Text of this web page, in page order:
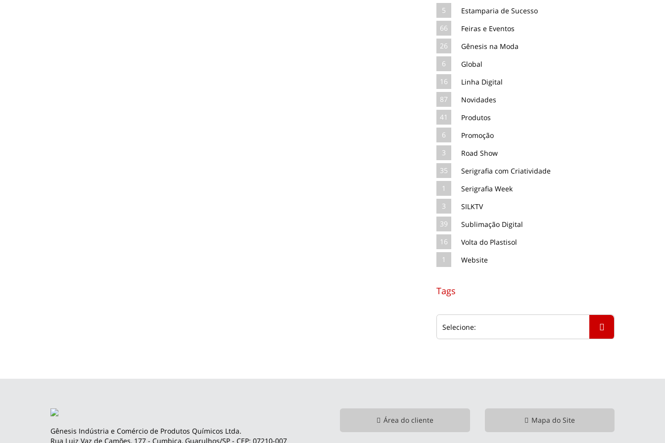
5
Estamparia de Sucesso
66
Feiras e Eventos
26
Gênesis na Moda
6
Global
16
Linha Digital
87
Novidades
41
Produtos
6
Promoção
3
Road Show
35
Serigrafia com Criatividade
1
Serigrafia Week
3
SILKTV
39
Sublimação Digital
16
Volta do Plastisol
1
Website
Tags
Gênesis Indústria e Comércio de Produtos Químicos Ltda.
Rua Luiz Vaz de Camões, 177 - Cumbica, Guarulhos/SP - CEP: 07210-007
Área do cliente Mapa do Site